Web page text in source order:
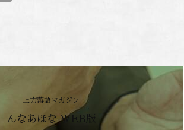
上方落語マガジン
んなあほな WEB版